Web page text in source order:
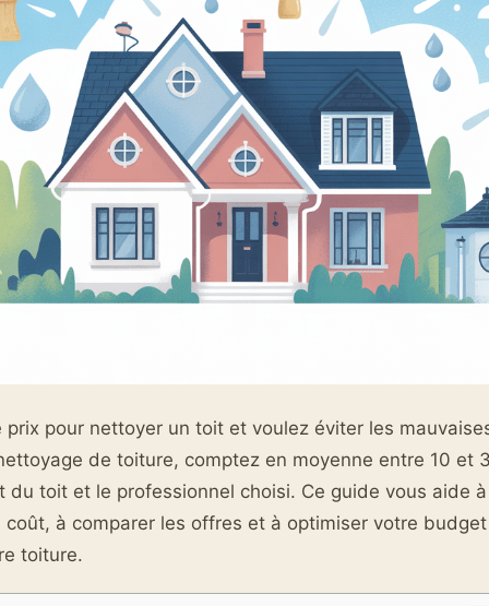
prix pour nettoyer un toit et voulez éviter les
de toiture, comptez en moyenne entre 10 et
du toit et le professionnel choisi. Ce guide vous aide
à comparer les offres et à optimiser votre
toiture.